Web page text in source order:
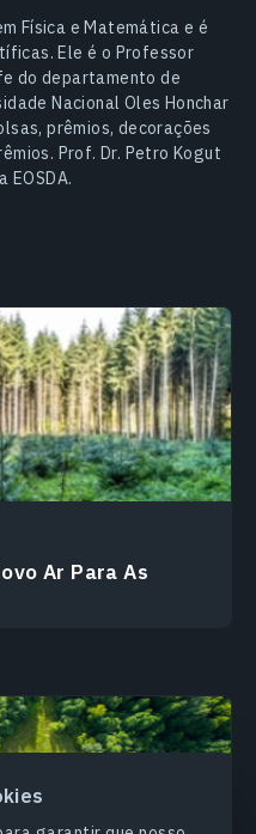
Física e Matemática e é
Ele é o Professor
do departamento de
Nacional Oles Honchar
prêmios, decorações
Prof. Dr. Petro Kogut
EOSDA.
Ar Para As